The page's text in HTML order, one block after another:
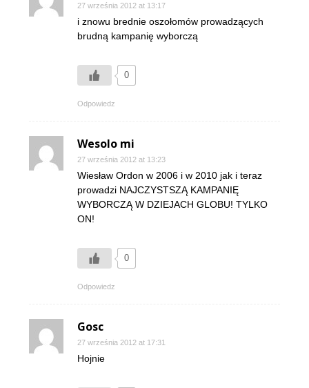
27 września 2012 at 13:17
i znowu brednie oszołomów prowadzących
brudną kampanię wyborczą
0
Odpowiedz
Wesolo mi
27 września 2012 at 13:23
Wiesław Ordon w 2006 i w 2010 jak i teraz
prowadzi NAJCZYSTSZĄ KAMPANIĘ
WYBORCZĄ W DZIEJACH GLOBU! TYLKO
ON!
0
Odpowiedz
Gosc
27 września 2012 at 17:31
Hojnie